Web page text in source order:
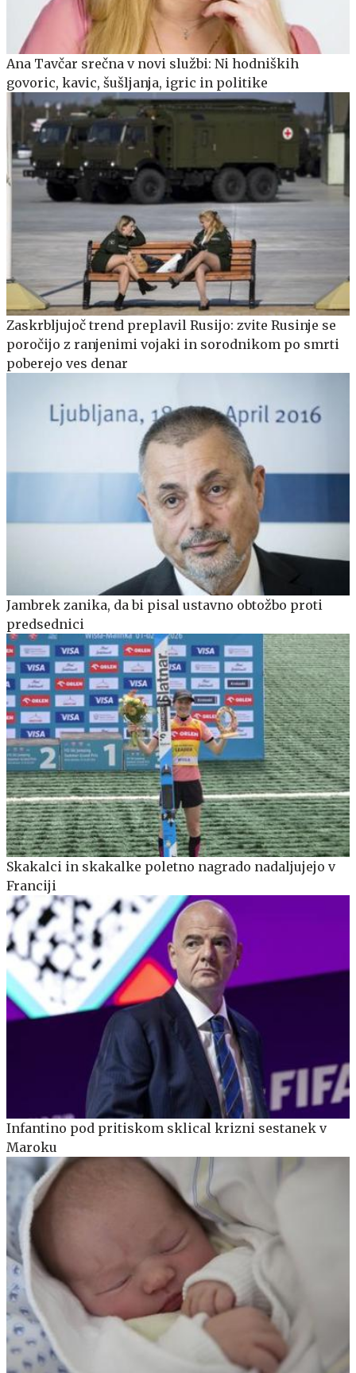
Ana Tavčar srečna v novi službi: Ni hodniških
govoric, kavic, šušljanja, igric in politike
Zaskrbljujoč trend preplavil Rusijo: zvite Rusinje se
poročijo z ranjenimi vojaki in sorodnikom po smrti
poberejo ves denar
Jambrek zanika, da bi pisal ustavno obtožbo proti
predsednici
Skakalci in skakalke poletno nagrado nadaljujejo v
Franciji
Infantino pod pritiskom sklical krizni sestanek v
Maroku